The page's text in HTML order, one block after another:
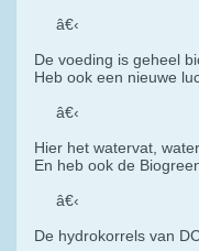
â€‹
De voeding is geheel
Heb ook een nieuwe
â€‹
Hier het watervat,
En heb ook de
â€‹
De hydrokorrels van